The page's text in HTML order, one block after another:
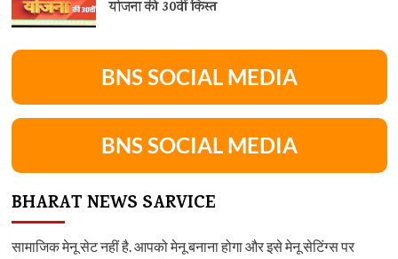
योजना की 30वीं किस्त
BNS SOCIAL MEDIA
BNS SOCIAL MEDIA
BHARAT NEWS SARVICE
सामाजिक मेनू सेट नहीं है. आपको मेनू बनाना होगा और इसे मेनू सेटिंग्स पर